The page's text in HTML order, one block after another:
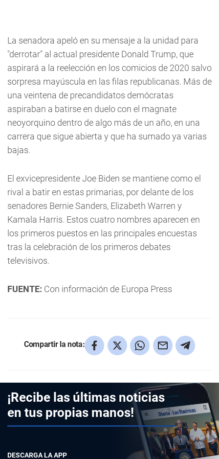
La senadora apeló en su mensaje a la unidad para
"derrotar" al actual presidente Donald Trump, que
aspirará a la reelección en los comicios de 2020 salvo
sorpresa mayúscula en las filas republicanas. Más de
una veintena de precandidatos demócratas
aspiraban a batirse en duelo con el magnate
neoyorquino dentro de algo más de un año, en una
carrera que sigue abierta y que ha sumado ya varias
bajas.
El exvicepresidente Joe Biden se mantiene como el
rival a batir en estas primarias, por delante de los
senadores Bernie Sanders, Elizabeth Warren y
Kamala Harris. Estos cuatro nombres aparecen en
los primeros puestos en las principales encuestas
tras la celebración de los primeros debates
televisivos.
FUENTE: Con información de Europa Press
Compartir la nota:
¡Recibe las últimas noticias
en tus propias manos!
DESCARGA LA APP